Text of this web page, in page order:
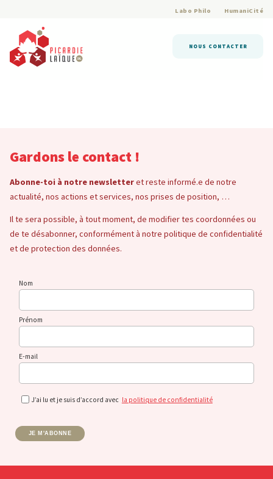
Labo Philo HumaniCité
NOUS CONTACTER
Gardons le contact !
Abonne-toi à notre newsletteret reste informé.e de notre
actualité, nos actions et services, nos prises de position, …
Il te sera possible, à tout moment, de modifier tes coordonnées ou
de te désabonner, conformément à notre politique de confidentialité
et de protection des données.
Nom
Prénom
E-mail
J’ai lu et je suis d’accord avec la politique de confidentialité
JE M'ABONNE